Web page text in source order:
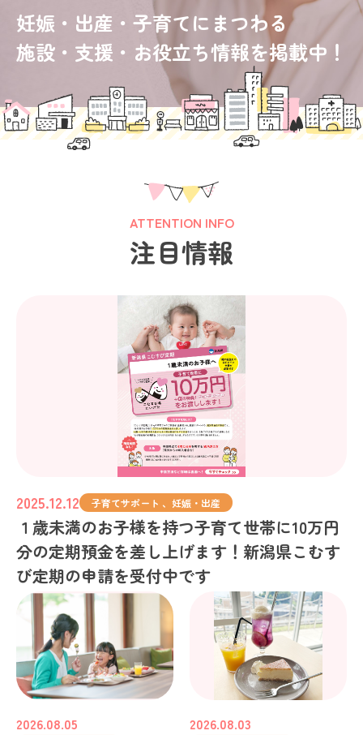
妊娠・出産・子育てにまつわる
施設・支援・お役立ち情報を掲載中！
ATTENTION INFO
注目情報
2025.12.12 子育てサポート 、妊娠・出産
１歳未満のお子様を持つ子育て世帯に10万円
分の定期預金を差し上げます！新潟県こむす
び定期の申請を受付中です
2026.08.05 2026.08.03